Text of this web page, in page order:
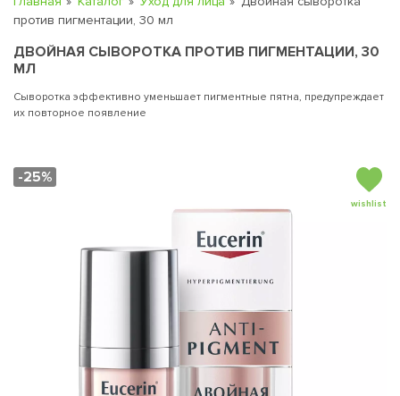
против пигментации, 30 мл
ДВОЙНАЯ СЫВОРОТКА ПРОТИВ ПИГМЕНТАЦИИ, 30
МЛ
Сыворотка эффективно уменьшает пигментные пятна, предупреждает
их повторное появление
-25%
wishlist